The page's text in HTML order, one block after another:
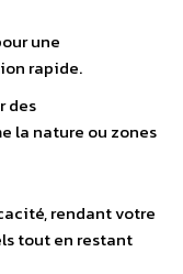
une
rapide.
des
la nature ou zones
rendant votre
tout en restant